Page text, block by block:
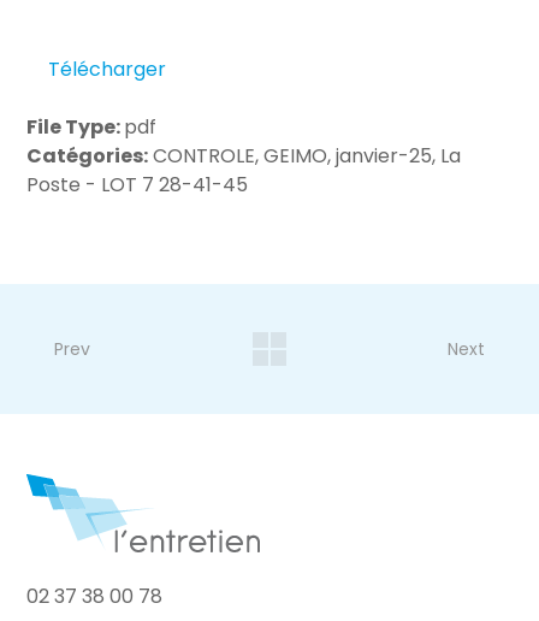
Télécharger
File Type:pdf
Catégories:CONTROLE, GEIMO, janvier-25, La
Poste - LOT 7 28-41-45
Prev Next
02 37 38 00 78